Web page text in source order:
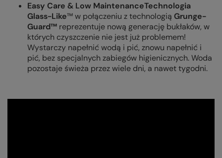
Easy Care & Low MaintenanceTechnologia
Glass-Like™ w połączeniu z technologią Grunge-
Guard™ reprezentuje nową generację bukłaków, w
których czyszczenie nie jest już problemem!
Wystarczy napełnić wodą i pić, znowu napełnić i
pić, bez specjalnych zabiegów higienicznych. Woda
pozostaje świeża przez wiele dni, a nawet tygodni.